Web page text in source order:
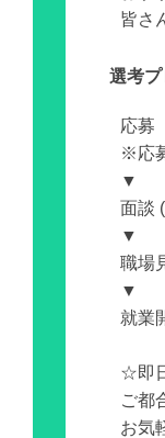
皆さ
選考
応募
※応
▼
面談
▼
職場
▼
就業
☆即
ご都
お気